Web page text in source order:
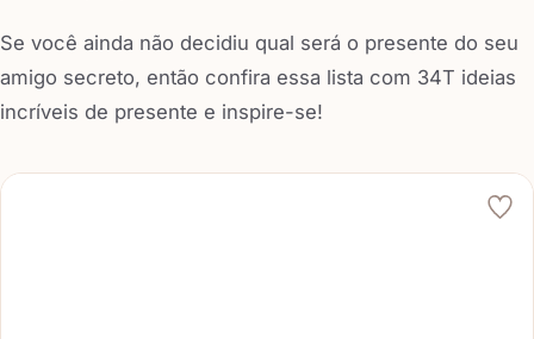
Se você ainda não decidiu qual será o presente do seu
amigo secreto, então confira essa lista com 34T ideias
incríveis de presente e inspire-se!